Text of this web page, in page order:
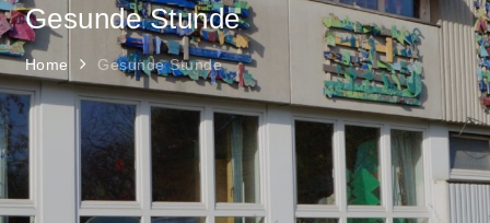
Gesunde Stunde
Home Gesunde Stunde